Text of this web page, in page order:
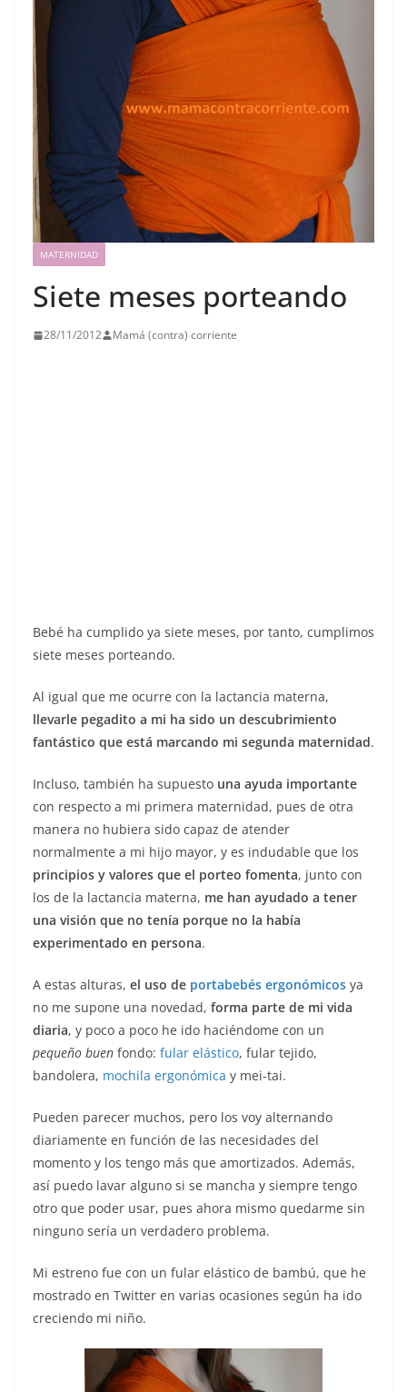
MATERNIDAD
Siete meses porteando
28/11/2012 Mamá (contra) corriente
Bebé ha cumplido ya siete meses, por tanto, cumplimos
siete meses porteando.
Al igual que me ocurre con la lactancia materna,
llevarle pegadito a mi ha sido un descubrimiento
fantástico que está marcando mi segunda maternidad.
Incluso, también ha supuesto una ayuda importante
con respecto a mi primera maternidad, pues de otra
manera no hubiera sido capaz de atender
normalmente a mi hijo mayor, y es indudable que los
principios y valores que el porteo fomenta, junto con
los de la lactancia materna, me han ayudado a tener
una visión que no tenía porque no la había
experimentado en persona.
A estas alturas, el uso de portabebés ergonómicos ya
no me supone una novedad, forma parte de mi vida
diaria, y poco a poco he ido haciéndome con un
pequeño buen fondo: fular elástico, fular tejido,
bandolera, mochila ergonómica y mei-tai.
Pueden parecer muchos, pero los voy alternando
diariamente en función de las necesidades del
momento y los tengo más que amortizados. Además,
así puedo lavar alguno si se mancha y siempre tengo
otro que poder usar, pues ahora mismo quedarme sin
ninguno sería un verdadero problema.
Mi estreno fue con un fular elástico de bambú, que he
mostrado en Twitter en varias ocasiones según ha ido
creciendo mi niño.